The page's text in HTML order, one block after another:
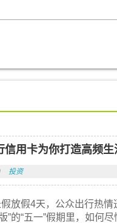
信用卡为你打造高频
投资
假放假4天，公众出行热
”的“五一”假期里，如何